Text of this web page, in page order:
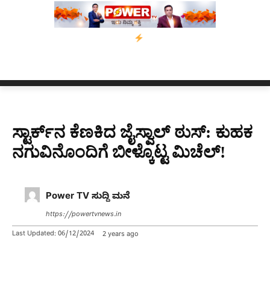
ಬೆಂಗಳೂರಿನಿಂದ ಅಸ್ಸಾಂ ಪ್ರವಾಹ ಸಂತ್ರಸ್ತರಿಗೆ
ಸ್ಟಾರ್ಕ್‌ನ ಕೆಣಕಿದ ಜೈಸ್ವಾಲ್ ಠುಸ್: ಕುಹಕ
ನಗುವಿನೊಂದಿಗೆ ಬೀಳ್ಕೊಟ್ಟ ಮಿಚೆಲ್!
Power TV ಸುದ್ದಿ ಮನೆ
https://powertvnews.in
Last Updated: 06/12/2024 2 years ago